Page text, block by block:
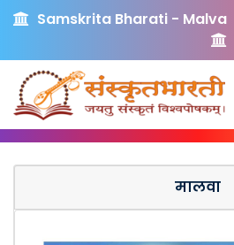
Samskrita Bharati - Malva
मालवा